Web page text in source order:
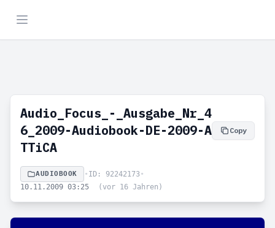
Audio_Focus_-_Ausgabe_Nr_4
6_2009-Audiobook-DE-2009-A
TTiCA
Copy
AUDIOBOOK • ID: 92242173•
10.11.2009 03:25
(vor 16 Jahren)